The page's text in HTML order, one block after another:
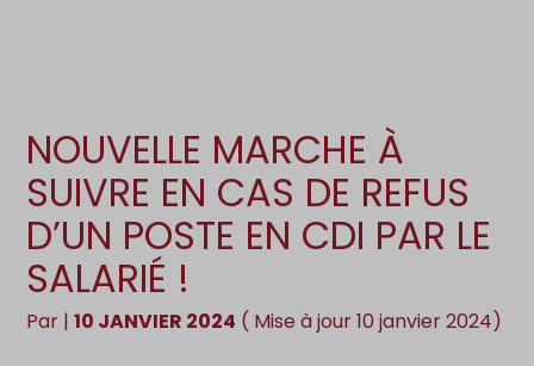
NOUVELLE MARCHE À
SUIVRE EN CAS DE REFUS
D’UN POSTE EN CDI PAR LE
SALARIÉ !
Par |10 JANVIER 2024 ( Mise à jour 10 janvier 2024)